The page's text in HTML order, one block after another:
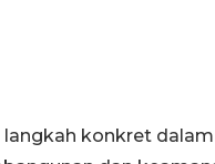
langkah konkret